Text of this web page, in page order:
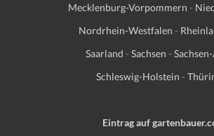
Mecklenburg-Vorpommern -
Nordrhein-Westfalen -
Saarland -Sachsen -
Schleswig-Holstein -
Eintrag auf